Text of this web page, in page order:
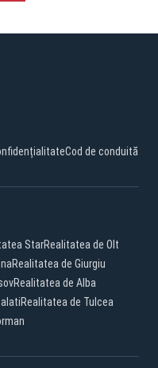
Cod de conduită
StarRealitatea de Olt
Realitatea de Giurgiu
Realitatea de Alba
Realitatea de Tulcea